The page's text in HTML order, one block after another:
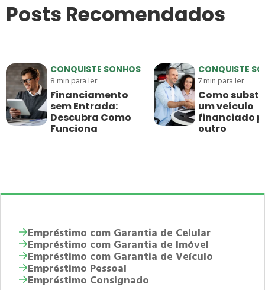
Posts Recomendados
CONQUISTE SONHOS
8min para ler
Financiamento
sem Entrada:
Descubra Como
Funciona
CONQUISTE
7min para ler
Como
um veículo
financiado
outro
Empréstimo com Garantia de Celular
Empréstimo com Garantia de Imóvel
Empréstimo com Garantia de Veículo
Empréstimo Pessoal
Empréstimo Consignado